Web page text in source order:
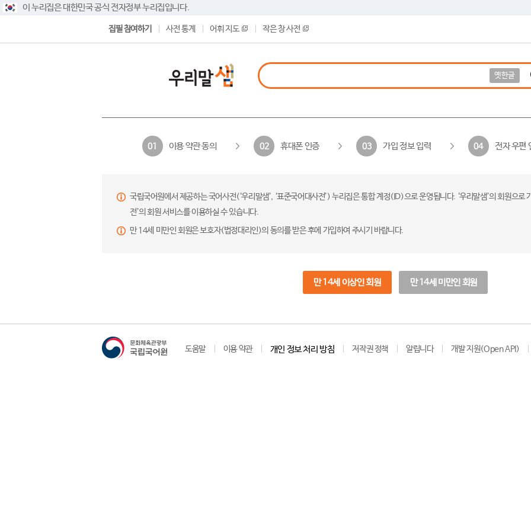
이 누리집은 대한민국 공식 전자정부 누리집입니다.
집필 참여하기 사전 통계 어휘 지도 작은 창 사전
옛한글
01 이용 약관 동의 02 휴대폰 인증 03 가입 정보 입력 04 전자 우편
국립국어원에서 제공하는 국어사전(‘우리말샘’, ‘표준국어대사전’) 누리집은 통합 계정(ID)으로 운영됩니다. ‘우리말샘’의 회원으
전’의 회원 서비스를 이용하실 수 있습니다.
만 14세 미만인 회원은 보호자(법정대리인)의 동의를 받은 후에 가입하여 주시기 바랍니다.
만 14세 이상인 회원 만 14세 미만인 회원
도움말 이용 약관 개인 정보 처리 방침 저작권 정책 알립니다 개발 지원(Open API)